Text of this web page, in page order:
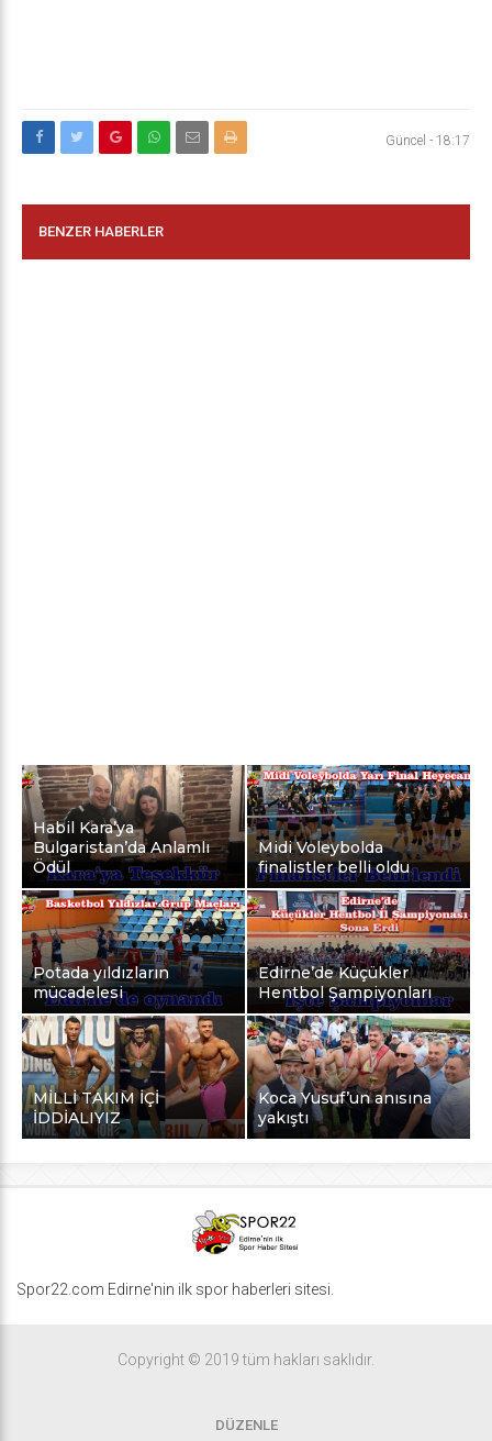
Güncel - 18:17
BENZER HABERLER
Habil Kara’ya
Bulgaristan’da Anlamlı
Ödül
Midi Voleybolda
finalistler belli oldu
Potada yıldızların
mücadelesi
Edirne’de Küçükler
Hentbol Şampiyonları
MİLLİ TAKIM İÇİ
İDDİALIYIZ
Koca Yusuf’un anısına
yakıştı
Spor22.com Edirne'nin ilk spor haberleri sitesi.
Copyright © 2019 tüm hakları saklıdır.
DÜZENLE